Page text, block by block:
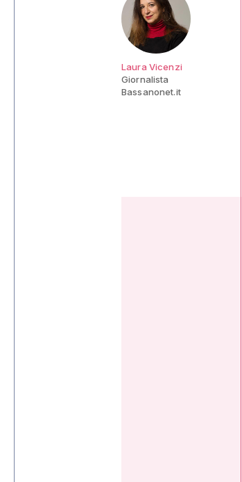
Laura Vicenzi
Giornalista
Bassanonet.it